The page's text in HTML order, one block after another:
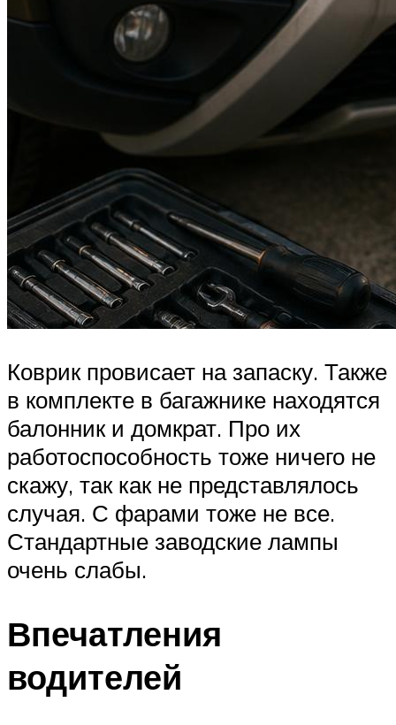
Коврик провисает на запаску. Также
в комплекте в багажнике находятся
балонник и домкрат. Про их
работоспособность тоже ничего не
скажу, так как не представлялось
случая. С фарами тоже не все.
Стандартные заводские лампы
очень слабы.
Впечатления
водителей